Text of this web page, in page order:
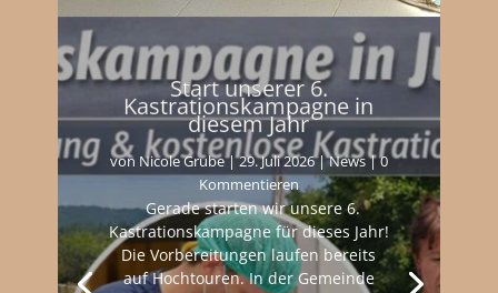
Start unserer 6.
Kastrationskampagne in
diesem Jahr
von Nicole Grube|29. Juli 2026|News| 0
Kommentieren
Gerade starten wir unsere 6.
Kastrationskampagne für dieses Jahr!
Die Vorbereitungen laufen bereits
auf Hochtouren. In der Gemeinde